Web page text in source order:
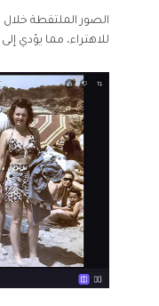
الصور الملتقطة
للاهتراء، مما يؤدي